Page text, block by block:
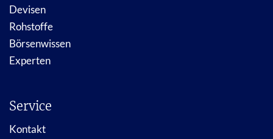
Devisen
Rohstoffe
Börsenwissen
Experten
Service
Kontakt